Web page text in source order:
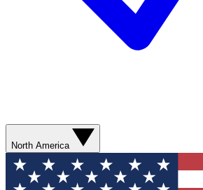
North America